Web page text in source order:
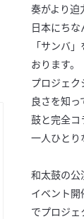
奏がより迫
日本にち
「サンバ
おります。
プロジェ
良さを知
鼓と完全コ
一人ひとり
和太鼓の公
イベント
でプロジ